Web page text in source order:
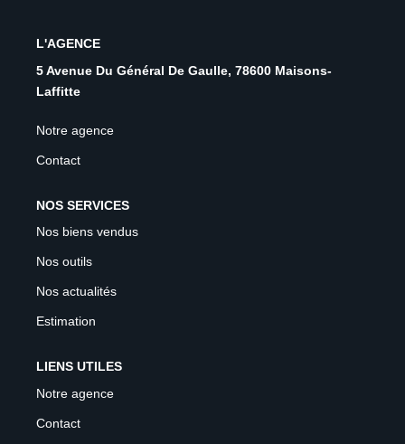
L'AGENCE
5 Avenue Du Général De Gaulle, 78600 Maisons-
Laffitte
Notre agence
Contact
NOS SERVICES
Nos biens vendus
Nos outils
Nos actualités
Estimation
LIENS UTILES
Notre agence
Contact